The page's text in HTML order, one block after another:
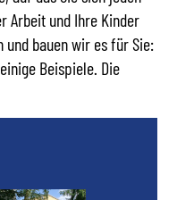
Arbeit und Ihre Kinder
und bauen wir es für Sie:
Beispiele. Die